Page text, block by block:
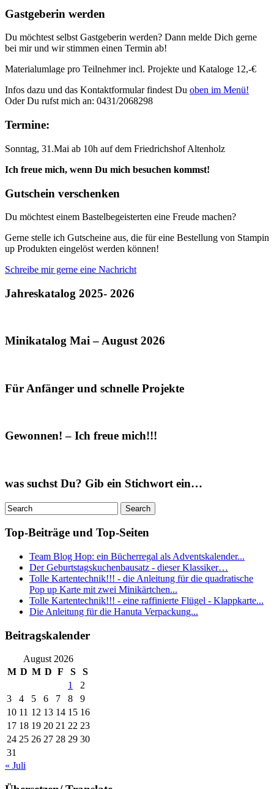
Gastgeberin werden
Du möchtest selbst Gastgeberin werden? Dann melde Dich gerne
bei mir und wir stimmen einen Termin ab!
Materialumlage pro Teilnehmer incl. Projekte und Kataloge 12,-€
Infos dazu und das Kontaktformular findest Du oben im Menü!
Oder Du rufst mich an: 0431/2068298
Termine:
Sonntag, 31.Mai ab 10h auf dem Friedrichshof Altenholz
Ich freue mich, wenn Du mich besuchen kommst!
Gutschein verschenken
Du möchtest einem Bastelbegeisterten eine Freude machen?
Gerne stelle ich Gutscheine aus, die für eine Bestellung von Stampin
up Produkten eingelöst werden können!
Schreibe mir gerne eine Nachricht
Jahreskatalog 2025- 2026
Minikatalog Mai – August 2026
Für Anfänger und schnelle Projekte
Gewonnen! – Ich freue mich!!!
was suchst Du? Gib ein Stichwort ein…
Top-Beiträge und Top-Seiten
Team Blog Hop: ein Bücherregal als Adventskalender...
Der Geburtstagskuchenbausatz - dieser Klassiker…
Tolle Kartentechnik!!! - die Anleitung für die quadratische
Pop up Karte mit zwei Minikärtchen...
Tolle Kartentechnik!!! - eine raffinierte Flügel - Klappkarte...
Die Anleitung für die Hanuta Verpackung...
Beitragskalender
August 2026
M D M D F S
S
1
2
3
4 5 6 7 8
9
10 11 12 13 14 15 16
17 18 19 20 21 22 23
24 25 26 27 28 29 30
31
« Juli